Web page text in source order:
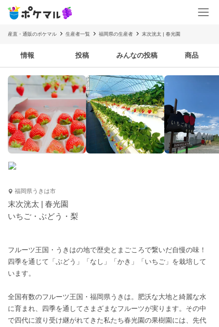
産直・通販のポケマル 生産者一覧 福岡県の生産者 末次洸太 | 春光園
情報 投稿 みんなの投稿 商品
福岡県うきは市
末次洸太 | 春光園
いちご・ぶどう・梨
フルーツ王国・うきはの地で歴史とまごころで繋いだ自慢の味！
四季を通じて「ぶどう」「なし」「かき」「いちご」を栽培して
います。
全国有数のフルーツ王国・福岡県うきは。肥沃な大地と綺麗な水
に育まれ、四季を通してさまざまなフルーツが実ります。その中
で四代に渡り受け継がれてきた私たち春光園の果樹園には、先代